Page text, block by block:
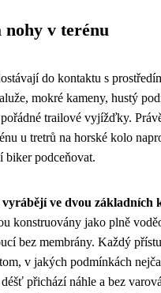
nohy v terénu
do kontaktu s
mokré kameny, hustý
trailové vyjížďky.
u tretrů na horské kolo
biker podceňovat.
ve dvou základních
konstruovány jako plně
bez membrány. Každý
v jakých podmínkách
přichází náhle a bez